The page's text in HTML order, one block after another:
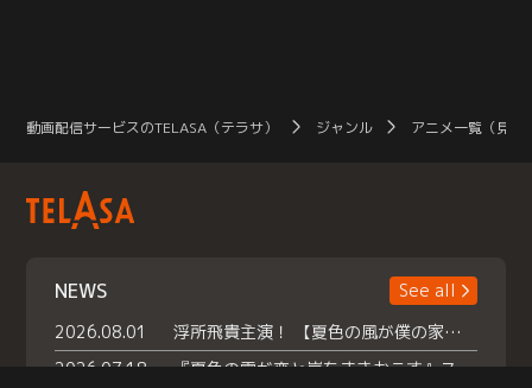
動画配信サービスのTELASA（テラサ） ジャンル アニメ一覧（見放
NEWS
See all
2026.08.01
浮所飛貴主演！ 【夏色の風が僕の家にやってきた】 本日よりテラサで独占配信スタート！
2026.07.18
『夏色の雲が恋と嵐をまきおこす』スペシャルメイキング 【Part1】2026年７月18日（土）23時30分～配信スタート！話題のシーンの裏側を大公開！豪華キャスト大集合！ 『武宮家 真夏の家族会議』開催！